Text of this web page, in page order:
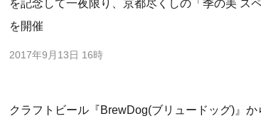
を記念して一夜限り、京都尽くしの「季の美 ス
を開催
2017年9月13日 16時
クラフトビール『BrewDog(ブリュードッグ)』